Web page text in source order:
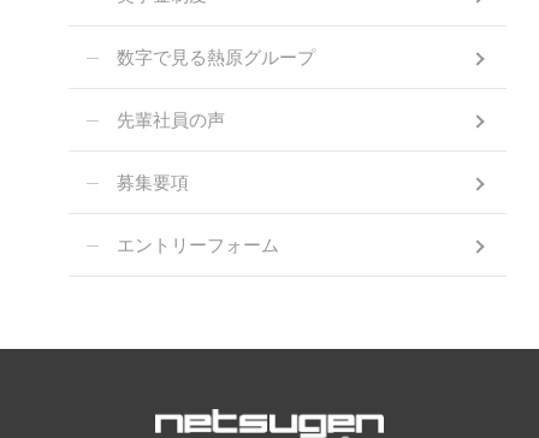
数字で見る熱原グループ
先輩社員の声
募集要項
エントリーフォーム